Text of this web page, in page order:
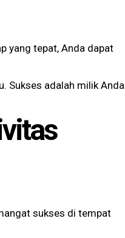
yang tepat, Anda dapat
Sukses adalah milik Anda
sukses di tempat